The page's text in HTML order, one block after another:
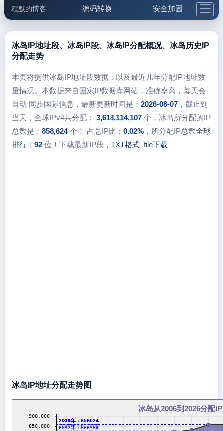
程默的博客 编码转换 安全加固
邮件工具 生活便民 更多工具
冰岛IP地址段、冰岛IP段、冰岛IP分配概况、冰岛历史IP
分配走势
本页将提供冰岛IP地址段数据，以及最近几年分配IP地址数
量情况。本数据来自国家IP数据库网站，准确率高，每天会
自动 同步国际信息，最新更新时间是： 2026-08-07，截止到
当天，全球IPv4共分配： 3,618,114,107个，冰岛所分配的IP
总数是： 858,624个！ 占总IP比： 0.02%，所分配IP总数全球
排行： 92位！下载最新IP段， TXT格式 file下载
冰岛IP地址分配走势图
冰岛从2006到2026分配
2013年：822784
2014年：832000
2016年：858624
2017年：858624
2018年：858624
2019年：858624
2020年：858624
2021年：858624
2022年：858624
2023年：858624
2024年：858624
2026年：858624
850,000
900,000